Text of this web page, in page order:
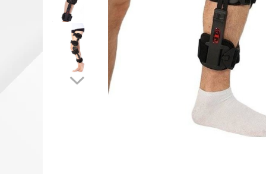
INDIVIDUALA
ORTEZE PENTRU MEMBRUL
ORTEZE PENTRU MEMBRUL
ORTEZE PENTRU COLOANA